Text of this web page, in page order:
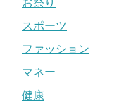
スポーツ
ファッション
マネー
健康